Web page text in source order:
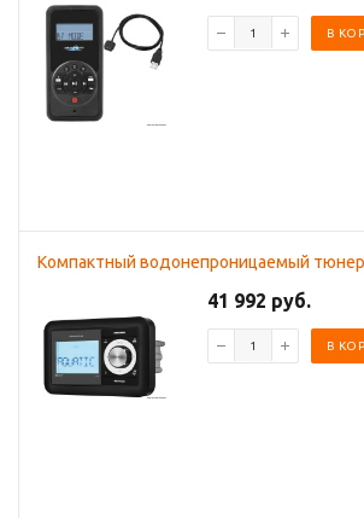
В
Компактный водонепроницаемый тюнер
41 992 руб.
В